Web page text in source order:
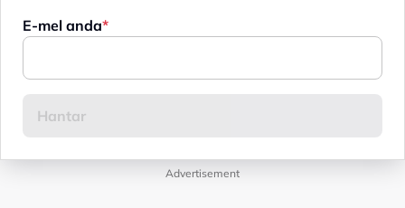
E-mel anda
Advertisement